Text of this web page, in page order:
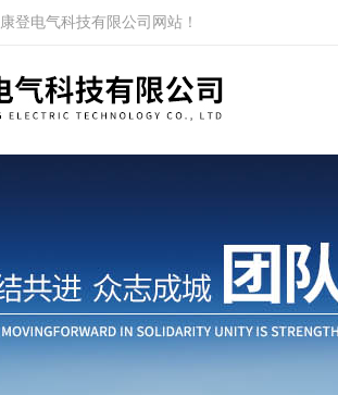
登电气科技有限公司网站！